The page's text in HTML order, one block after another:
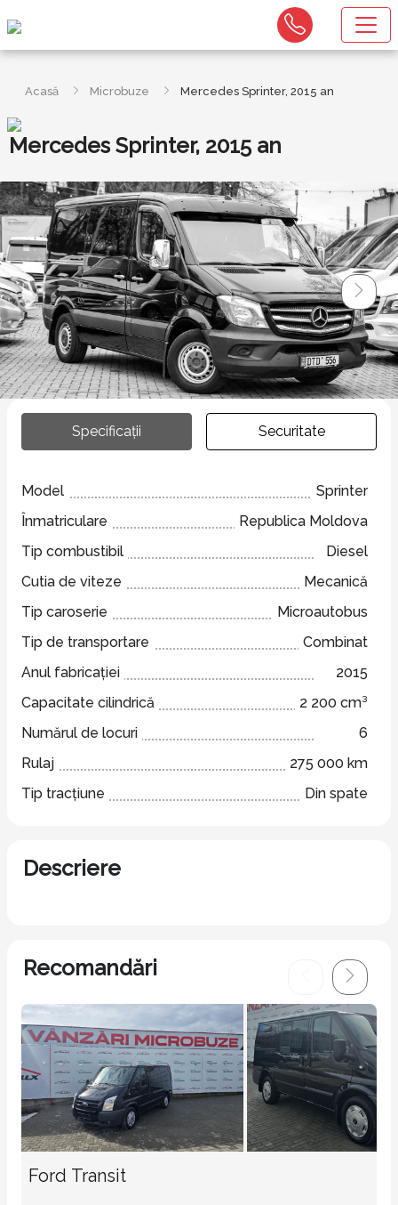
Acasă Microbuze Mercedes Sprinter, 2015 an
Mercedes Sprinter, 2015 an
Specificații Securitate
Model
Sprinter
Înmatriculare
Republica Moldova
Tip combustibil
Diesel
Cutia de viteze
Mecanică
Tip caroserie
Microautobus
Tip de transportare
Combinat
Anul fabricației
2015
Capacitate cilindrică
2 200 cm³
Numărul de locuri
6
Rulaj
275 000 km
Tip tracțiune
Din spate
Descriere
Recomandări
Ford Transit